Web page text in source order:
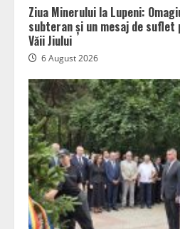
Ziua Minerului la Lupeni:
subteran și un mesaj de
Văii Jiului
6 August 2026